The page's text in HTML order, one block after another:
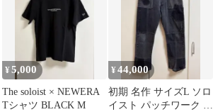
¥5,000
The soloist × NEWERA
Tシャツ BLACK M
¥44,000
初期 名作 サイズL ソロ
イスト パッチワーク デ